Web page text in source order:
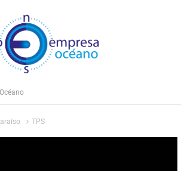
TPS